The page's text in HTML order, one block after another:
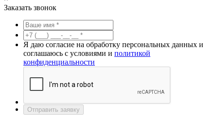
Заказать звонок
Я даю согласие на обработку персональных данных и
соглашаюсь с условиями и политикой
конфиденциальности
Отправить заявку